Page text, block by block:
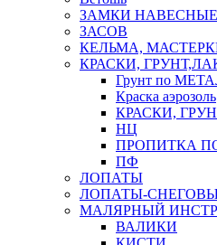
ЗАМКИ НАВЕСНЫЕ
ЗАСОВ
КЕЛЬМА,
КРАСКИ,
Грунт по
Краска аэрозоль
КРАСКИ,
НЦ
ПРОПИТКА
ПФ
ЛОПАТЫ
ЛОПАТЫ-
МАЛЯРНЫЙ
ВАЛИКИ